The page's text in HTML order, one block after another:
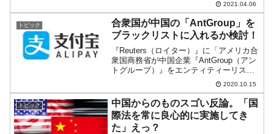
る『中国人民銀行』が、金融機関に「新
規融資のレベルを2020年第1四半期と同
レベル...
2021.04.06
トピック
合衆国が中国の「AntGroup」を
ブラックリストに入れるか検討！
『Reuters（ロイター）』に「アメリカ合
衆国商務省が中国企業『AntGroup（アン
トグループ）』をエンティティーリスト
に加えることを検討している」という記
事が出ました。⇒参照・引用元：
『Reuters』「独占：トランプ政権が中国
のアン...
2020.10.15
トピック
中国からのものスゴい反論。「国
際法を常に良心的に実施してき
た」えっ？